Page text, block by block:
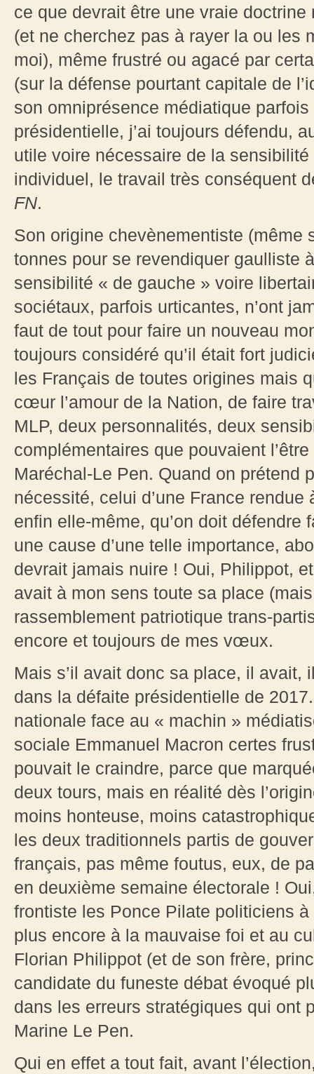
ce que devrait être une vraie
(et ne cherchez pas à rayer la ou les
moi), même frustré ou agacé par
(sur la défense pourtant capitale de
son omniprésence médiatique
présidentielle, j’ai toujours défendu,
utile voire nécessaire de la
individuel, le travail très conséquent
FN.
Son origine chevènementiste (même
tonnes pour se revendiquer gaulliste
sensibilité « de gauche » voire
sociétaux, parfois urticantes, n’ont
faut de tout pour faire un nouveau
toujours considéré qu’il était fort
les Français de toutes origines mais
cœur l’amour de la Nation, de faire
MLP, deux personnalités, deux
complémentaires que pouvaient
Maréchal-Le Pen. Quand on prétend
nécessité, celui d’une France
enfin elle-même, qu’on doit défendre
une cause d’une telle importance,
devrait jamais nuire ! Oui, Philippot,
avait à mon sens toute sa place
rassemblement patriotique trans-
encore et toujours de mes vœux.
Mais s’il avait donc sa place, il
dans la défaite présidentielle de
nationale face au « machin »
sociale Emmanuel Macron certes
pouvait le craindre, parce que
deux tours, mais en réalité dès
moins honteuse, moins
les deux traditionnels partis de
français, pas même foutus, eux, de
en deuxième semaine électorale !
frontiste les Ponce Pilate politiciens
plus encore à la mauvaise foi et au
Florian Philippot (et de son frère,
candidate du funeste débat évoqué
dans les erreurs stratégiques qui ont
Marine Le Pen.
Qui en effet a tout fait, avant